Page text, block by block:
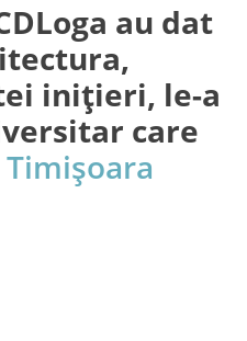
au dat
inițieri, le-a
care